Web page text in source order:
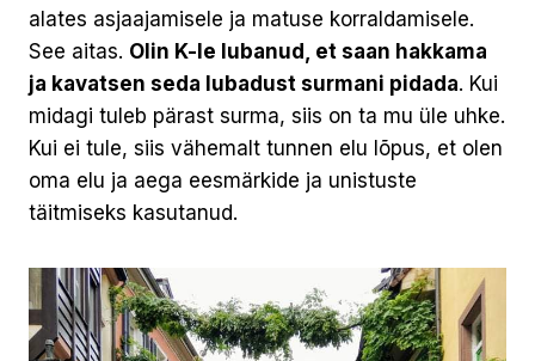
alates asjaajamisele ja matuse korraldamisele.
See aitas. Olin K-le lubanud, et saan hakkama
ja kavatsen seda lubadust surmani pidada. Kui
midagi tuleb pärast surma, siis on ta mu üle uhke.
Kui ei tule, siis vähemalt tunnen elu lõpus, et olen
oma elu ja aega eesmärkide ja unistuste
täitmiseks kasutanud.